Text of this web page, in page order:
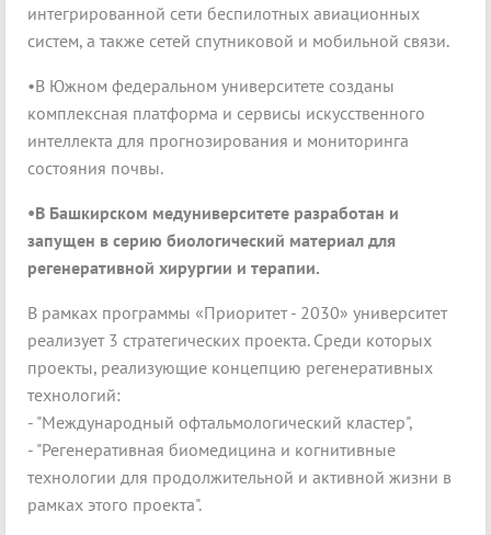
интегрированной сети беспилотных авиационных
систем, а также сетей спутниковой и мобильной связи.
•В Южном федеральном университете созданы
комплексная платформа и сервисы искусственного
интеллекта для прогнозирования и мониторинга
состояния почвы.
•В Башкирском медуниверситете разработан и
запущен в серию биологический материал для
регенеративной хирургии и терапии.
В рамках программы «Приоритет - 2030» университет
реализует 3 стратегических проекта. Среди которых
проекты, реализующие концепцию регенеративных
технологий:
- "Международный офтальмологический кластер",
- "Регенеративная биомедицина и когнитивные
технологии для продолжительной и активной жизни в
рамках этого проекта".